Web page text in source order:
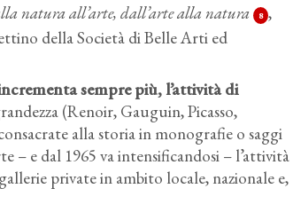
natura all’arte, dall’arte alla natura 8 ,
della Società di Belle Arti ed
sempre più, l’attività di
(Renoir, Gauguin, Picasso,
alla storia in monografie o saggi
– e dal 1965 va intensificandosi – l’attività
private in ambito locale, nazionale e,